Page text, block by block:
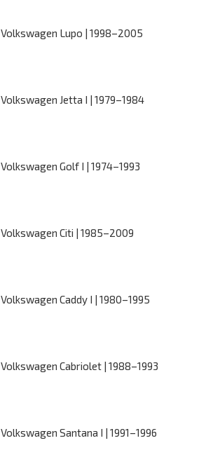
Volkswagen Lupo | 1998–2005
Volkswagen Jetta I | 1979–1984
Volkswagen Golf I | 1974–1993
Volkswagen Citi | 1985–2009
Volkswagen Caddy I | 1980–1995
Volkswagen Cabriolet | 1988–1993
Volkswagen Santana I | 1991–1996